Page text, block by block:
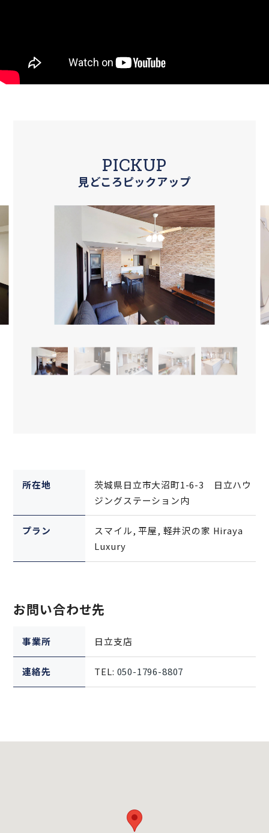
PICKUP
見どころピックアップ
所在地
茨城県日立市大沼町1-6-3 日立ハウ
ジングステーション内
プラン
スマイル, 平屋, 軽井沢の家 Hiraya
Luxury
お問い合わせ先
事業所 日立支店
連絡先 TEL: 050-1796-8807